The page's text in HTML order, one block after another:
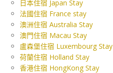
日本住宿 Japan Stay
法國住宿 France stay
澳洲住宿 Australia Stay
澳門住宿 Macau Stay
盧森堡住宿 Luxembourg Stay
荷蘭住宿 Holland Stay
香港住宿 HongKong Stay